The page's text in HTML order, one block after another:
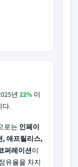
년 22% 이
다.
로는 인페이
, 애프릴리스,
퍼레이션이
유율을 차지